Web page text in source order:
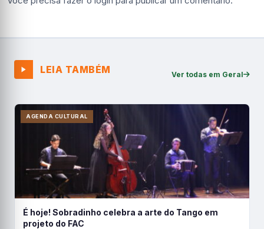
LEIA TAMBÉM Ver todas em Geral
AGENDA CULTURAL
É hoje! Sobradinho celebra a arte do Tango em
projeto do FAC